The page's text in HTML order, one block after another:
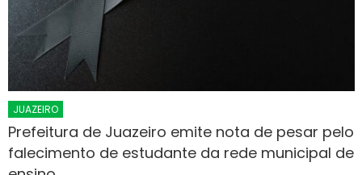
JUAZEIRO
Prefeitura de Juazeiro emite nota de pesar pelo
falecimento de estudante da rede municipal de